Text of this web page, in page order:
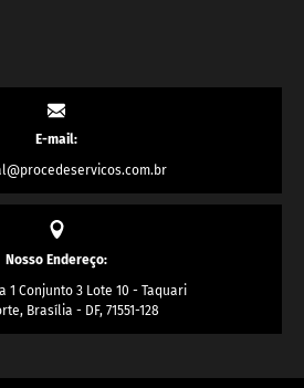
E-mail:
Nosso Endereço:
1 Conjunto 3 Lote 10 - Taquari
Brasília - DF, 71551-128